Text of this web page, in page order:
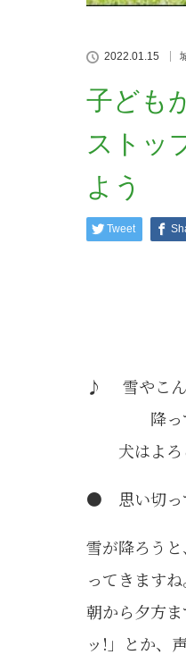
2022.01.15
子ど
ストッ
よう
Tweet
♪ 雪やこん
降って
犬はよろ
● 思い切っ
雪が降ろう
ってきますね
朝から夕方
ッ!」とか、